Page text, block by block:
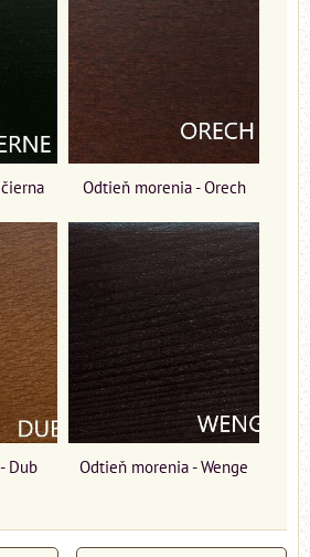
Odtieň morenia - Orech
Dub Odtieň morenia - Wenge